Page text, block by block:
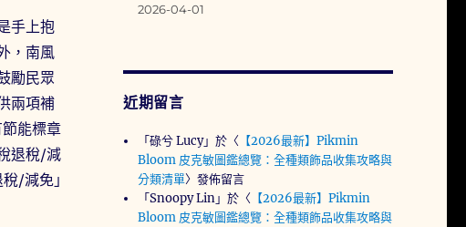
手上抱
，南風
勵民眾
兩項補
能標章
退稅/減
/減免」
2026-04-01
近期留言
「碌兮 Lucy」於〈 【2026最新】Pikmin
Bloom 皮克敏圖鑑總覽：全種類飾品收集攻略與
分類清單〉發佈留言
「Snoopy Lin」於〈 【2026最新】Pikmin
Bloom 皮克敏圖鑑總覽：全種類飾品收集攻略與